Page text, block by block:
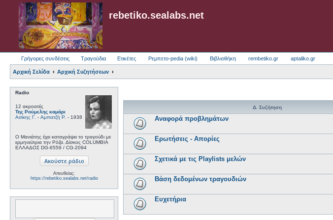
rebetiko.sealabs.net
Γρήγορες συνδέσεις Τραγούδια Ετικέτες Ρεμπετο-pedia (wiki) Βιβλιοθήκη rembetiko.gr aptaliko.gr
Αρχική Σελίδα Αρχική Συζητήσεων
Radio
12 ακροατές
Της Ρούμελης καμάρι
Ασίκης Γ. - Αμπατζή Ρ. - 1938
Ο Μανιάτης έχει καταγράψει το τραγούδι με
ερμηνεύτρια την Ρόζα. Δίσκος COLUMBIA
ΕΛΛΑΔΟΣ DG-6559 / CG-2094
Απευθείας:
https://rebetiko.sealabs.net/radio
Δ. Συζήτηση
Αναφορά προβλημάτων
Ερωτήσεις - Απορίες
Σχετικά με τις Playlists μελών
Βάση δεδομένων τραγουδιών
Ευχετήρια